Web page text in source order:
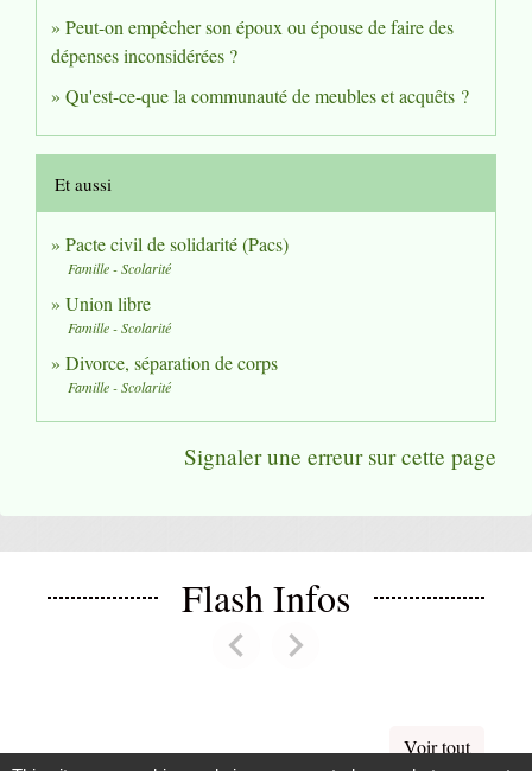
Peut-on empêcher son époux ou épouse de faire des
dépenses inconsidérées ?
Qu'est-ce-que la communauté de meubles et acquêts ?
Et aussi
Pacte civil de solidarité (Pacs)
Famille - Scolarité
Union libre
Famille - Scolarité
Divorce, séparation de corps
Famille - Scolarité
Signaler une erreur sur cette page
Flash Infos
chevron_leftPrevious
chevron_rightNext
Voir tout